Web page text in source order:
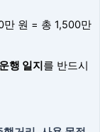
원 = 총 1,500만
행 일지를 반드시